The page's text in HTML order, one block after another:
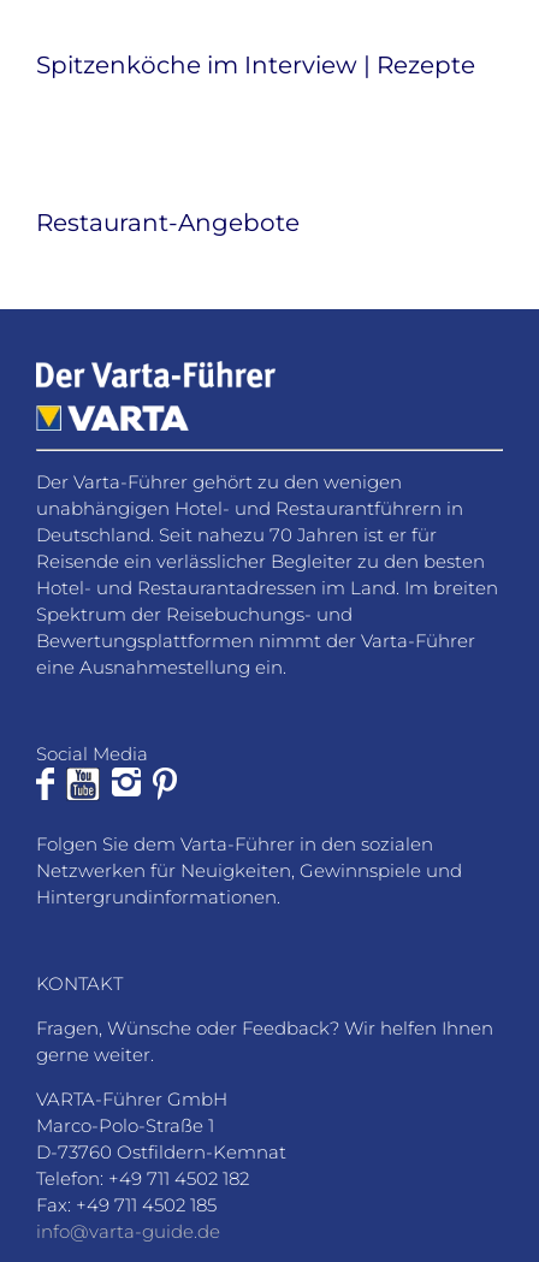
Spitzenköche im Interview | Rezepte
Restaurant-Angebote
Der Varta-Führer gehört zu den wenigen
unabhängigen Hotel- und Restaurantführern in
Deutschland. Seit nahezu 70 Jahren ist er für
Reisende ein verlässlicher Begleiter zu den besten
Hotel- und Restaurantadressen im Land. Im breiten
Spektrum der Reisebuchungs- und
Bewertungsplattformen nimmt der Varta-Führer
eine Ausnahmestellung ein.
Social Media
Folgen Sie dem Varta-Führer in den sozialen
Netzwerken für Neuigkeiten, Gewinnspiele und
Hintergrundinformationen.
KONTAKT
Fragen, Wünsche oder Feedback? Wir helfen Ihnen
gerne weiter.
VARTA-Führer GmbH
Marco-Polo-Straße 1
D-73760 Ostfildern-Kemnat
Telefon: +49 711 4502 182
Fax: +49 711 4502 185
info@varta-guide.de